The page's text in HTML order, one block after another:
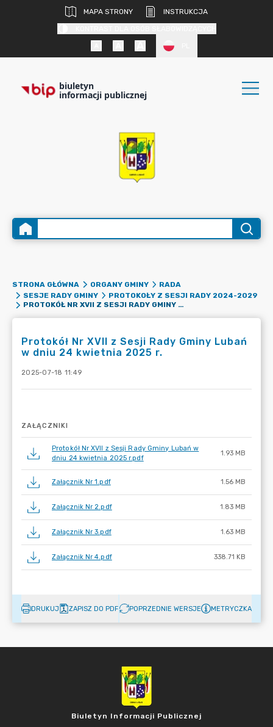
MAPA STRONY
INSTRUKCJA
biuletyn
informacji publicznej
STRONA GŁÓWNA ORGANY GMINY
RADA
SESJE RADY GMINY
PROTOKOŁY Z SESJI RADY 2024-2029
PROTOKÓŁ NR XVII Z SESJI RADY GMINY LUBAŃ W DNIU 24 KWIETNIA 2025 R.
Protokół Nr XVII z Sesji Rady Gminy Lubań
w dniu 24 kwietnia 2025 r.
2025-07-18 11:49
ZAŁĄCZNIKI
Protokół Nr XVII z Sesji Rady Gminy Lubań w
dniu 24 kwietnia 2025 r.pdf
1.93 MB
Załącznik Nr 1.pdf 1.56 MB
Załącznik Nr 2.pdf 1.83 MB
Załącznik Nr 3.pdf 1.63 MB
Załącznik Nr 4.pdf 338.71 KB
DRUKUJ ZAPISZ DO PDF POPRZEDNIE WERSJE METRYCZKA
Biuletyn Informacji Publicznej